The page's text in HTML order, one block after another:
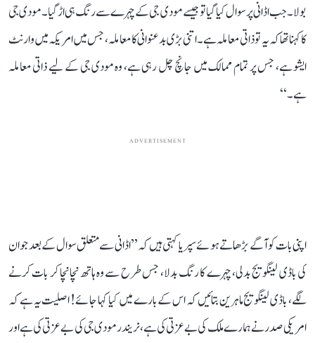
بولا۔ جب اڈانی پر سوال کیا گیا تو جیسے مودی جی کے چہرے سے رنگ ہی اڑ گیا۔ مودی جی
کا کہنا تھا کہ یہ تو ذاتی معاملہ ہے۔ اتنی بڑی بدعنوانی کا معاملہ، جس میں امریکہ میں وارنٹ
ایشو ہے، جس پر تمام ممالک میں جانچ چل رہی ہے، وہ مودی جی کے لیے ذاتی معاملہ
ہے۔‘‘
ADVERTISEMENT
اپنی بات کو آگے بڑھاتے ہوئے سپریا کہتی ہیں کہ ’’اڈانی سے متعلق سوال کے بعد جو ان
کی باڈی لینگویج بدلی، چہرے کا رنگ بدلا، جس طرح سے وہ ہاتھ نچا نچا کر بات کرنے
لگے، باڈی لینگویج ماہرین بتائیں کہ اس کے بارے میں کیا کہا جائے! اصلیت یہ ہے کہ
امریکی صدر نے ہمارے ملک کی بے عزتی کی ہے، نریندر مودی جی کی بے عزتی کی ہے اور